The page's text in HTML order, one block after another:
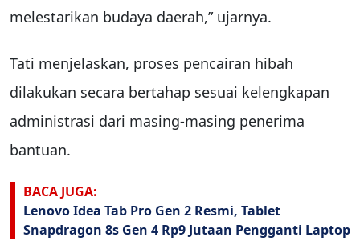
melestarikan budaya daerah,” ujarnya.
Tati menjelaskan, proses pencairan hibah
dilakukan secara bertahap sesuai kelengkapan
administrasi dari masing-masing penerima
bantuan.
BACA JUGA:
Lenovo Idea Tab Pro Gen 2 Resmi, Tablet
Snapdragon 8s Gen 4 Rp9 Jutaan Pengganti Laptop